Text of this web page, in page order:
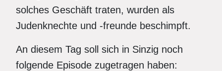
solches Geschäft traten, wurden als
Judenknechte und -freunde beschimpft.
An diesem Tag soll sich in Sinzig noch
folgende Episode zugetragen haben: